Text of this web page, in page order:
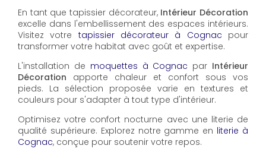
En tant que tapissier décorateur, Intérieur Décoration
excelle dans l'embellissement des espaces intérieurs.
Visitez votre tapissier décorateur à Cognac pour
transformer votre habitat avec goût et expertise.
L'installation de moquettes à Cognac par Intérieur
Décoration apporte chaleur et confort sous vos
pieds. La sélection proposée varie en textures et
couleurs pour s'adapter à tout type d'intérieur.
Optimisez votre confort nocturne avec une literie de
qualité supérieure. Explorez notre gamme en literie à
Cognac, conçue pour soutenir votre repos.